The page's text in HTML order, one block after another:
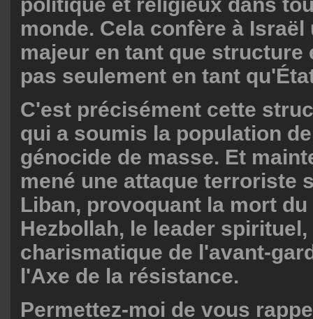
politique et religieux dans
monde. Cela confère à Israël
majeur en tant que structure
pas seulement en tant
C'est précisément cette
qui a soumis la population
génocide de masse. Et
mené une attaque terroriste
Liban, provoquant la mort
Hezbollah, le leader
charismatique de l'avant-
l'Axe de la résistance.
Permettez-moi de vous